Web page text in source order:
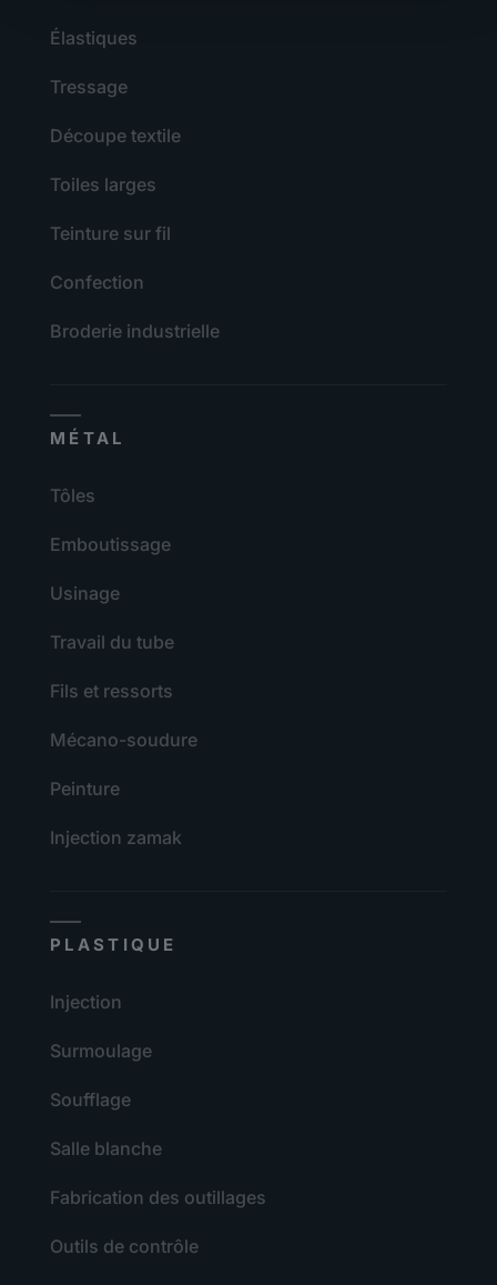
Élastiques
Tressage
Découpe textile
Toiles larges
Teinture sur fil
Confection
Broderie industrielle
MÉTAL
Tôles
Emboutissage
Usinage
Travail du tube
Fils et ressorts
Mécano-soudure
Peinture
Injection zamak
PLASTIQUE
Injection
Surmoulage
Soufflage
Salle blanche
Fabrication des outillages
Outils de contrôle